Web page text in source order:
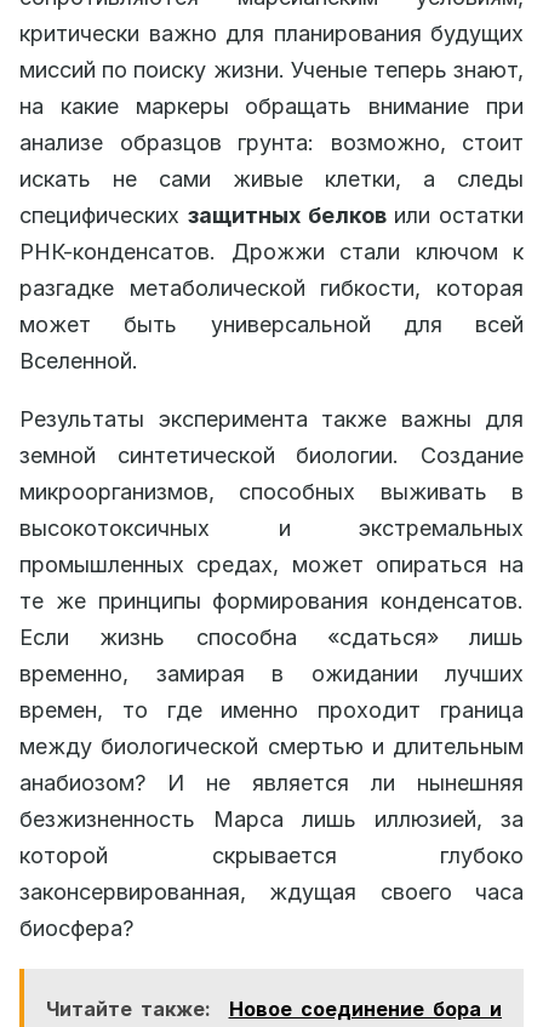
критически важно для планирования будущих
миссий по поиску жизни. Ученые теперь знают,
на какие маркеры обращать внимание при
анализе образцов грунта: возможно, стоит
искать не сами живые клетки, а следы
специфических защитных белковили остатки
РНК-конденсатов. Дрожжи стали ключом к
разгадке метаболической гибкости, которая
может быть универсальной для всей
Вселенной.
Результаты эксперимента также важны для
земной синтетической биологии. Создание
микроорганизмов, способных выживать в
высокотоксичных и экстремальных
промышленных средах, может опираться на
те же принципы формирования конденсатов.
Если жизнь способна «сдаться» лишь
временно, замирая в ожидании лучших
времен, то где именно проходит граница
между биологической смертью и длительным
анабиозом? И не является ли нынешняя
безжизненность Марса лишь иллюзией, за
которой скрывается глубоко
законсервированная, ждущая своего часа
биосфера?
Читайте также:
Новое соединение бора и